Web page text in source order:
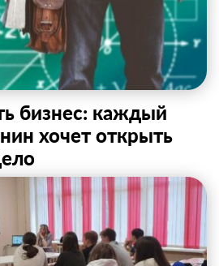
бизнес: каждый
хочет открыть